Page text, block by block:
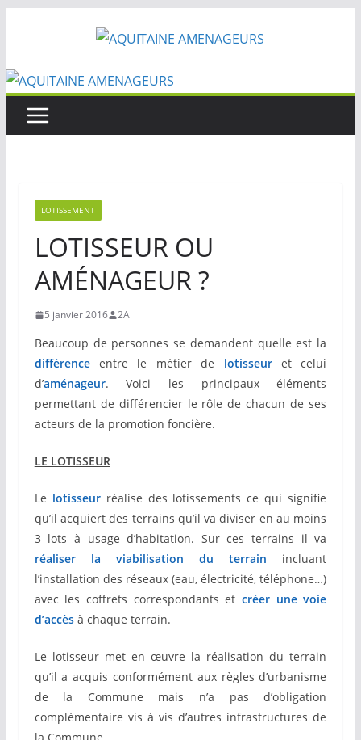
LOTISSEMENT
LOTISSEUR OU
AMÉNAGEUR ?
5 janvier 2016 2A
Beaucoup de personnes se demandent quelle est la
différenceentre le métier de lotisseuret celui
d’aménageur. Voici les principaux éléments
permettant de différencier le rôle de chacun de ses
acteurs de la promotion foncière.
LE LOTISSEUR
Le lotisseurréalise des lotissements ce qui signifie
qu’il acquiert des terrains qu’il va diviser en au moins
3 lots à usage d’habitation. Sur ces terrains il va
réaliser la
viabilisation du terrain incluant
l’installation des réseaux (eau, électricité, téléphone…)
avec les coffrets correspondants et créer une voie
d’accèsà chaque terrain.
Le lotisseur met en œuvre la réalisation du terrain
qu’il a acquis conformément aux règles d’urbanisme
de la Commune mais n’a pas d’obligation
complémentaire vis à vis d’autres infrastructures de